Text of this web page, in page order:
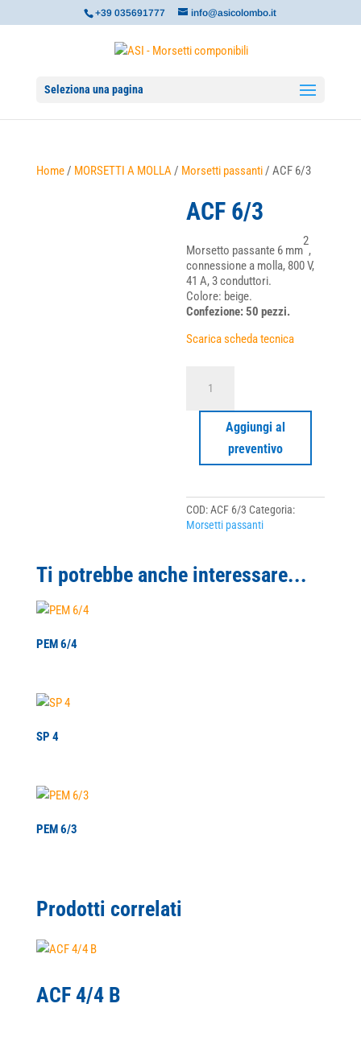
+39 035691777 info@asicolombo.it
Seleziona una pagina
Home/ MORSETTI A MOLLA/ Morsetti passanti/ ACF 6/3
ACF 6/3
Morsetto passante 6 mm
2
,
connessione a molla, 800 V,
41 A, 3 conduttori.
Colore: beige.
Confezione: 50 pezzi.
Scarica scheda tecnica
Aggiungi al
preventivo
COD:ACF 6/3 Categoria:
Morsetti passanti
Ti potrebbe anche interessare...
PEM 6/4
SP 4
PEM 6/3
Prodotti correlati
ACF 4/4 B